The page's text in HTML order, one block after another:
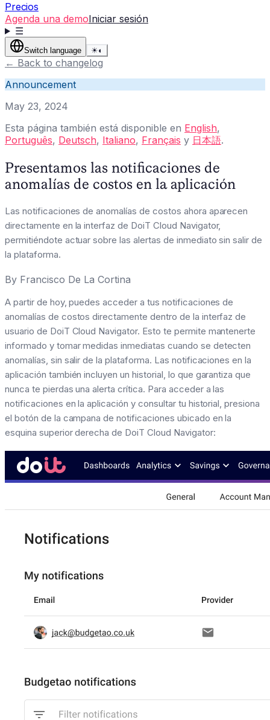
Precios
Agenda una demoIniciar sesión
☰
Switch language ☀◐
← Back to changelog
Announcement
May 23, 2024
Esta página también está disponible en English,
Português, Deutsch, Italiano, Français y 日本語.
Presentamos las notificaciones de
anomalías de costos en la aplicación
Las notificaciones de anomalías de costos ahora aparecen
directamente en la interfaz de DoiT Cloud Navigator,
permitiéndote actuar sobre las alertas de inmediato sin salir de
la plataforma.
By Francisco De La Cortina
A partir de hoy, puedes acceder a tus notificaciones de
anomalías de costos directamente dentro de la interfaz de
usuario de DoiT Cloud Navigator. Esto te permite mantenerte
informado y tomar medidas inmediatas cuando se detecten
anomalías, sin salir de la plataforma. Las notificaciones en la
aplicación también incluyen un historial, lo que garantiza que
nunca te pierdas una alerta crítica. Para acceder a las
notificaciones en la aplicación y consultar tu historial, presiona
el botón de la campana de notificaciones ubicado en la
esquina superior derecha de DoiT Cloud Navigator: